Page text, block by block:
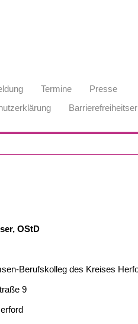
Termine
Presse
OStD
Berufskolleg des Kreises
9